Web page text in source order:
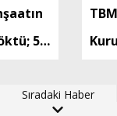
5
Sıradaki Haber